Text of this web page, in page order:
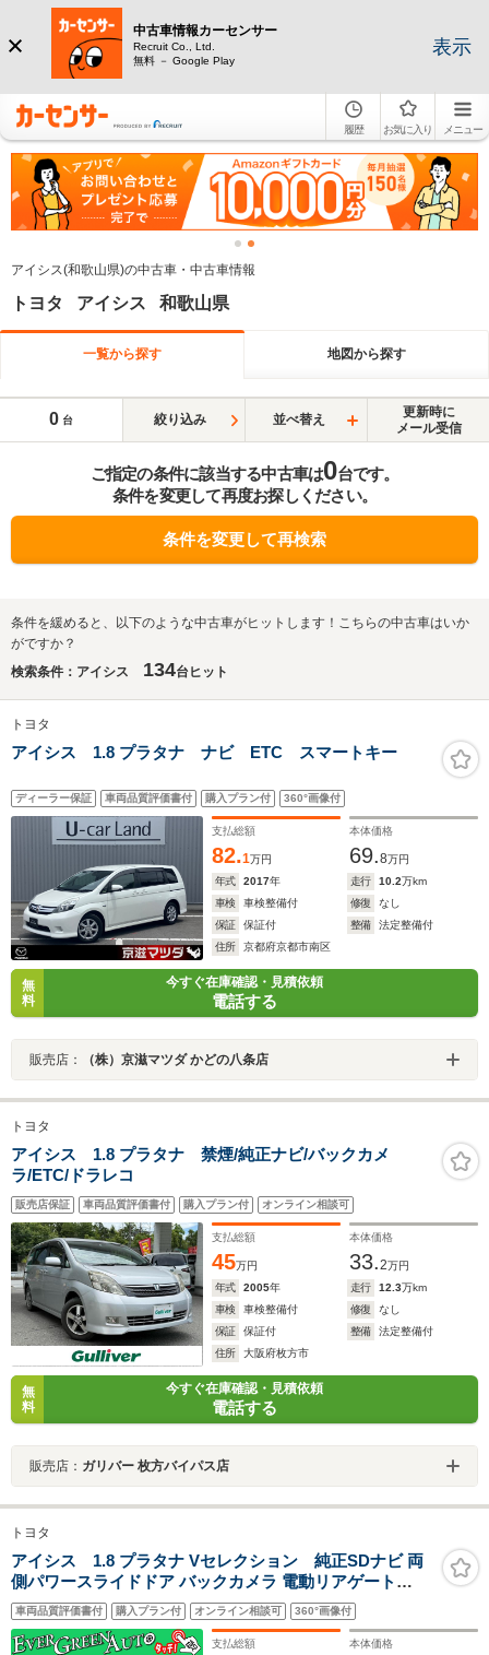
中古車情報カーセンサー
Recruit Co., Ltd.
無料 － Google Play
表示
履歴 お気に入り メニュー
アイシス(和歌山県)の中古車・中古車情報
トヨタ アイシス 和歌山県
一覧から探す 地図から探す
0 台 絞り込み 並べ替え
更新時に
メール受信
ご指定の条件に該当する中古車は0台です。
条件を変更して再度お探しください。
条件を変更して再検索
条件を緩めると、以下のような中古車がヒットします！こちらの中古車はいか
がですか？
検索条件：アイシス
134台ヒット
トヨタ
アイシス 1.8 プラタナ ナビ ETC スマートキー
ディーラー保証 車両品質評価書付 購入プラン付 360°画像付
支払総額
82.1万円
本体価格
69.8万円
年式
2017年 走行 10.2万km
車検
車検整備付 修復
なし
保証
保証付 整備
法定整備付
住所
京都府京都市南区
無
料
今すぐ在庫確認・見積依頼
電話する
販売店： （株）京滋マツダ かどの八条店
トヨタ
アイシス 1.8 プラタナ 禁煙/純正ナビ/バックカメ
ラ/ETC/ドラレコ
販売店保証 車両品質評価書付 購入プラン付 オンライン相談可
支払総額
45万円
本体価格
33.2万円
年式
2005年 走行 12.3万km
車検
車検整備付 修復
なし
保証
保証付 整備
法定整備付
住所
大阪府枚方市
無
料
今すぐ在庫確認・見積依頼
電話する
販売店： ガリバー 枚方バイパス店
トヨタ
アイシス 1.8 プラタナ Vセレクション 純正SDナビ 両
側パワースライドドア バックカメラ 電動リアゲート
Bluetooth スマートキー プッシュスタート ETC HID フォ
グ 純正フルエアロ 純正15インチAW 革巻ステア ミラーウ
インカー フルセグTV DVD再生 CD
車両品質評価書付 購入プラン付 オンライン相談可 360°画像付
支払総額 本体価格